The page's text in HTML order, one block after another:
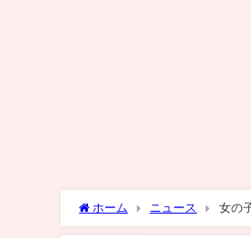
ホーム ニュース 女の